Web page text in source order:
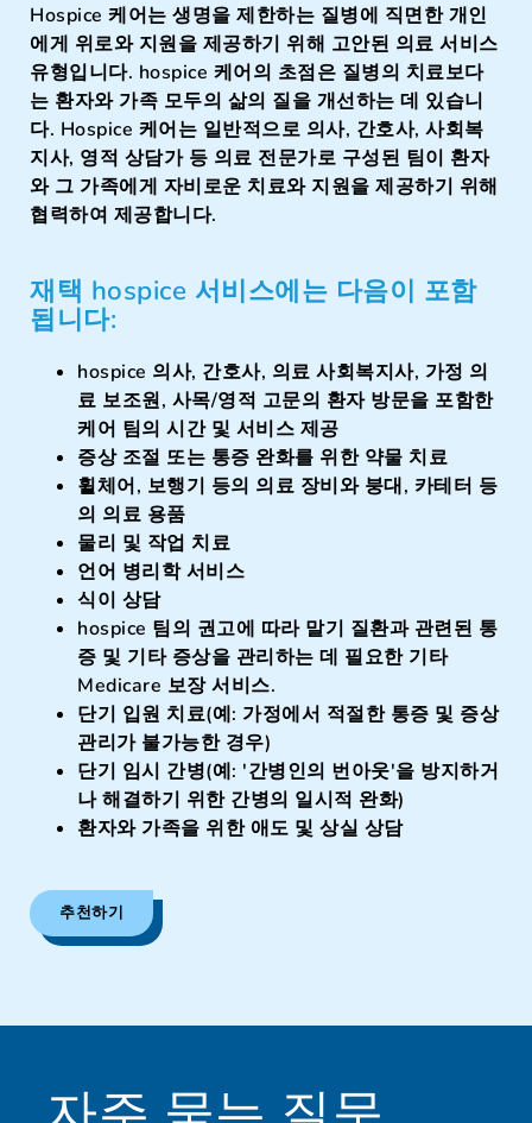
Hospice 케어는 생명을 제한하는 질병에 직면한 개인
에게 위로와 지원을 제공하기 위해 고안된 의료 서비스
유형입니다. hospice 케어의 초점은 질병의 치료보다
는 환자와 가족 모두의 삶의 질을 개선하는 데 있습니
다. Hospice 케어는 일반적으로 의사, 간호사, 사회복
지사, 영적 상담가 등 의료 전문가로 구성된 팀이 환자
와 그 가족에게 자비로운 치료와 지원을 제공하기 위해
협력하여 제공합니다.
재택 hospice 서비스에는 다음이 포함
됩니다:
hospice 의사, 간호사, 의료 사회복지사, 가정 의
료 보조원, 사목/영적 고문의 환자 방문을 포함한
케어 팀의 시간 및 서비스 제공
증상 조절 또는 통증 완화를 위한 약물 치료
휠체어, 보행기 등의 의료 장비와 붕대, 카테터 등
의 의료 용품
물리 및 작업 치료
언어 병리학 서비스
식이 상담
hospice 팀의 권고에 따라 말기 질환과 관련된 통
증 및 기타 증상을 관리하는 데 필요한 기타
Medicare 보장 서비스.
단기 입원 치료(예: 가정에서 적절한 통증 및 증상
관리가 불가능한 경우)
단기 임시 간병(예: '간병인의 번아웃'을 방지하거
나 해결하기 위한 간병의 일시적 완화)
환자와 가족을 위한 애도 및 상실 상담
추천하기